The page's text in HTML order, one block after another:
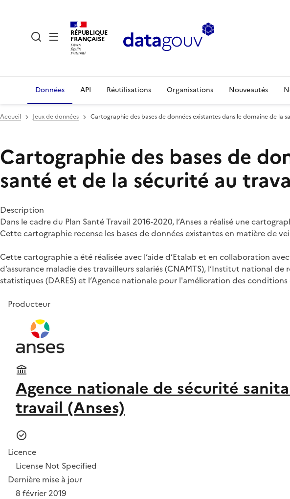
RÉPUBLIQUE
FRANÇAISE
Données API Réutilisations Organisations Nouveautés
Accueil Jeux de données Cartographie des bases de données existantes dans le domaine de la
Cartographie des bases de
santé et de la sécurité au
Description
Dans le cadre du Plan Santé Travail 2016-2020, l’Anses a réalisé une
Cette cartographie recense les bases de données existantes en matière de
Cette cartographie a été réalisée avec l’aide d’Etalab et en collaboration
d’assurance maladie des travailleurs salariés (CNAMTS), l’Institut national
statistiques (DARES) et l’Agence nationale pour l'amélioration des
Producteur
Agence nationale de sécurité
travail (Anses)
Licence
License Not Specified
Dernière mise à jour
8 février 2019